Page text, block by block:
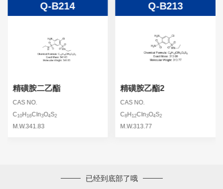
Q-B214
精磺胺二乙酯
CAS NO.
C10H 16CIn3O4S2
M.W.341.83
Q-B213
精磺胺乙酯2
CAS NO.
C8H 12CIn3O4S2
M.W.313.77
已经到底部了哦